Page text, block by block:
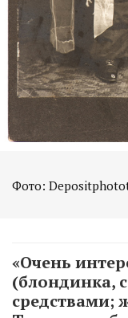
Фото:
«Очень
(блондинка,
средствами;